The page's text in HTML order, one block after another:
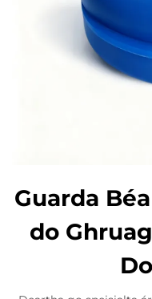
Guarda
do